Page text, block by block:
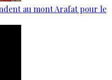
au mont Arafat pour le